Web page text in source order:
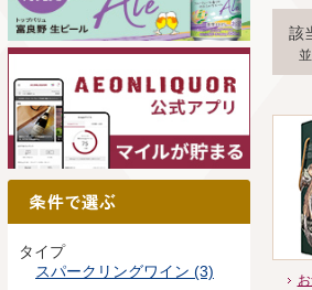
該
タイプ
スパークリングワイン (3)